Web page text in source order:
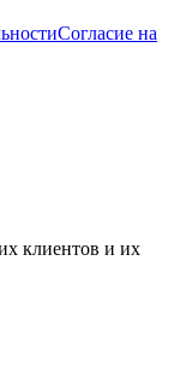
Согласие на
клиентов и их